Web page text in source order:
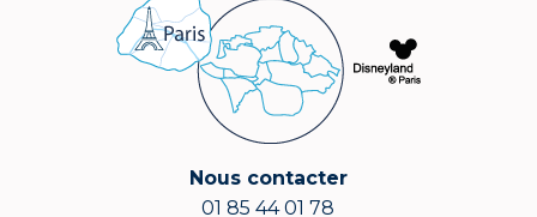
Nous contacter
01 85 44 01 78